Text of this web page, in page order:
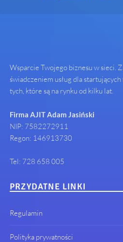
Wsparcie Twojego biznesu w sieci.
świadczeniem usług dla
tych, które są na rynku od kilku lat.
Firma AJIT Adam Jasiński
NIP: 7582272911
Regon: 146913730
Tel: 728 658 005
PRZYDATNE LINKI
Regulamin
Polityka prywatności